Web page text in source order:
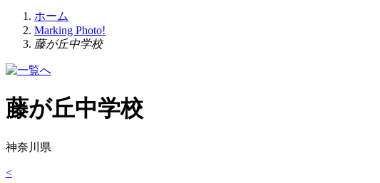
ホーム
Marking Photo!
藤が丘中学校
藤が丘中学校
神奈川県
<